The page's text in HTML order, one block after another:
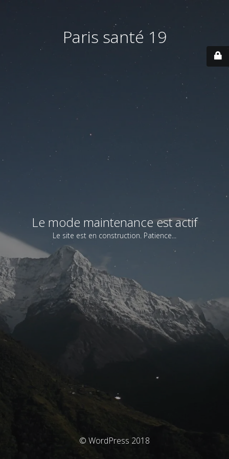
Paris santé 19
Le mode maintenance est actif
Le site est en construction. Patience...
© WordPress 2018